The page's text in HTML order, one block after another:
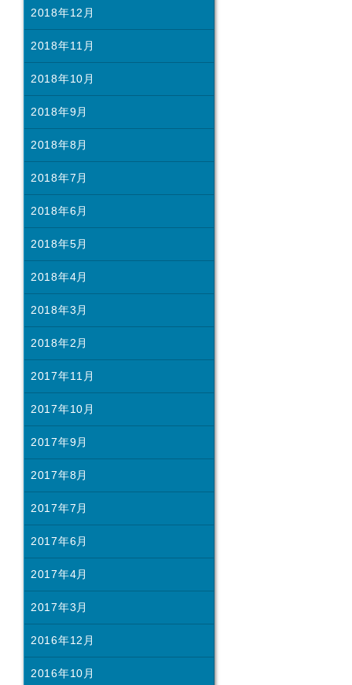
2018年12月
2018年11月
2018年10月
2018年9月
2018年8月
2018年7月
2018年6月
2018年5月
2018年4月
2018年3月
2018年2月
2017年11月
2017年10月
2017年9月
2017年8月
2017年7月
2017年6月
2017年4月
2017年3月
2016年12月
2016年10月